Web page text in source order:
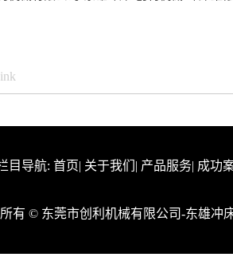
目导航: 首页| 关于我们 | 产品服务| 成功
所有 © 东莞市创利机械有限公司-东雄